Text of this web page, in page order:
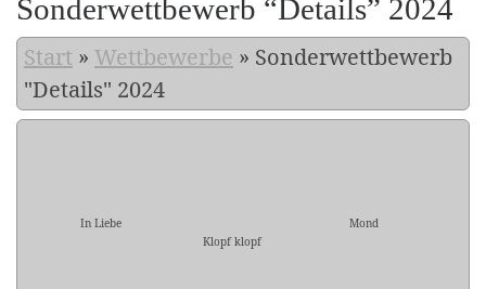
Sonderwettbewerb “Details” 2024
Start » Wettbewerbe » Sonderwettbewerb
"Details" 2024
In Liebe
Klopf klopf
Mond